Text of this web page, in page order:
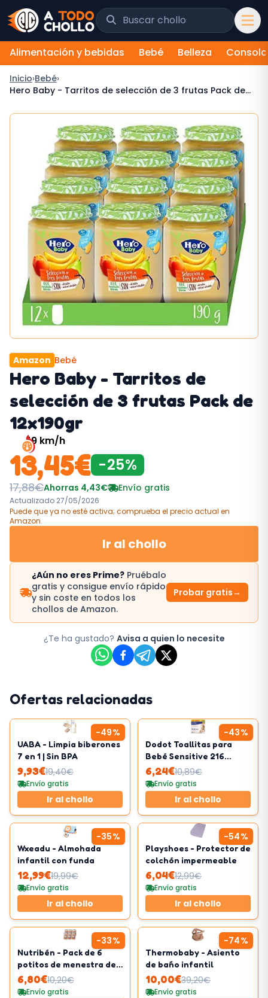
Saltar al contenido
Buscar chollos y tiendas
Alimentación y bebidas Bebé Belleza
Inicio›Bebé›
Hero Baby - Tarritos de selección de 3 frutas Pack de
Amazon Bebé
Hero Baby - Tarritos de
selección de 3 frutas Pack de
12x190gr
49 km/h
13,45€ -25%
17,88€Ahorras 4,43€ Envío gratis
Actualizado 27/05/2026
Puede que ya no esté activa; comprueba el precio actual en
Amazon.
Ir al chollo
¿Aún no eres Prime? Pruébalo
gratis y consigue envío rápido
y sin coste en todos los
chollos de Amazon.
Probar gratis→
¿Te ha gustado? Avisa a quien lo necesite
Ofertas relacionadas
-49%
UABA - Limpia biberones
7 en 1 | Sin BPA
9,93€19,40€
Envío gratis
Ir al chollo
-43%
Dodot Toallitas para
Bebé Sensitive 216
Toallitas
6,24€10,89€
Envío gratis
Ir al chollo
-35%
Wxeadu - Almohada
infantil con funda
12,99€19,99€
Envío gratis
Ir al chollo
-54%
Playshoes - Protector de
colchón impermeable
6,04€12,99€
Envío gratis
Ir al chollo
-33%
Nutribén - Pack de 6
potitos de menestra de
cordero
6,80€10,20€
Envío gratis
-74%
Thermobaby - Asiento
de baño infantil
10,00€39,20€
Envío gratis